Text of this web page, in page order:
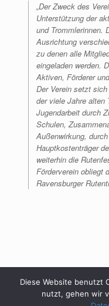
„Der Zweck des
Unterstützung der
und Trommlerinnen.
Ausrichtung
zu denen alle
eingeladen werden.
Aktiven, Förderer
Der Verein setzt
der viele Jahre alten
Jugendarbeit durch
Schulen,
Außenwirkung,
Hauptkostenträger
weiterhin die
Förderverein obliegt
Ravensburger
Diese Website benutzt
nutzt, gehen wir